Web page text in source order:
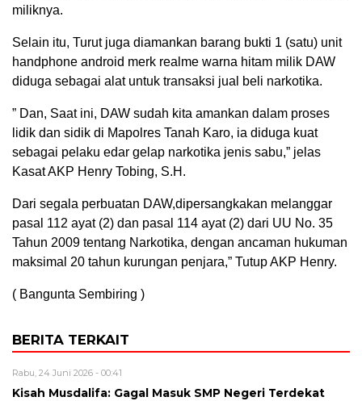
miliknya.
Selain itu, Turut juga diamankan barang bukti 1 (satu) unit
handphone android merk realme warna hitam milik DAW
diduga sebagai alat untuk transaksi jual beli narkotika.
” Dan, Saat ini, DAW sudah kita amankan dalam proses
lidik dan sidik di Mapolres Tanah Karo, ia diduga kuat
sebagai pelaku edar gelap narkotika jenis sabu,” jelas
Kasat AKP Henry Tobing, S.H.
Dari segala perbuatan DAW,dipersangkakan melanggar
pasal 112 ayat (2) dan pasal 114 ayat (2) dari UU No. 35
Tahun 2009 tentang Narkotika, dengan ancaman hukuman
maksimal 20 tahun kurungan penjara,” Tutup AKP Henry.
( Bangunta Sembiring )
BERITA TERKAIT
Rabu, 24 Juni 2026 - 00:41
Kisah Musdalifa: Gagal Masuk SMP Negeri Terdekat